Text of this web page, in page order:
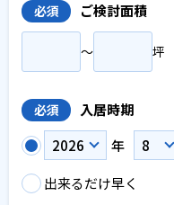
必須 ご検討面積
〜 坪
必須
入居時期
年
出来るだけ早く